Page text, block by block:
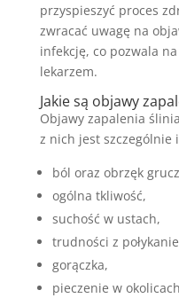
przyspieszyć proces
zwracać uwagę na
infekcję, co pozwala
lekarzem.
Jakie są objawy
Objawy zapalenia
z nich jest szczególnie
ból oraz obrzęk
ogólna tkliwość,
suchość w ustach,
trudności z
gorączka,
pieczenie w